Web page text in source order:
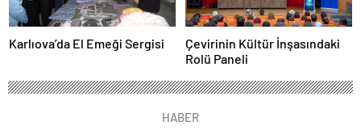
Karlıova’da El Emeği Sergisi
Çevirinin Kültür İnşasındaki
Rolü Paneli
HABER